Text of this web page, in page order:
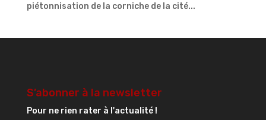
piétonnisation de la corniche de la cité...
S’abonner à la newsletter
Pour ne rien rater à l'actualité !